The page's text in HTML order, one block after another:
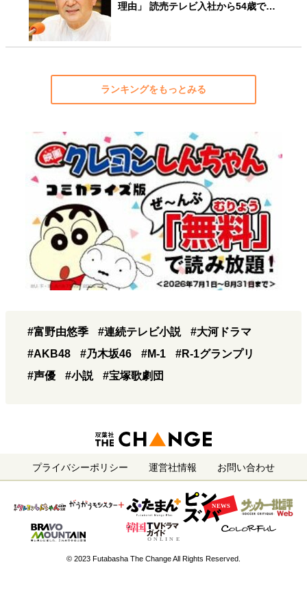
理由」 読売テレビ入社から54歳で…
ランキングをもっとみる
#富野由悠季 #連続テレビ小説
#大河ドラマ
#AKB48
#乃木坂46 #M-1
#R-1グランプリ
#声優
#小説 #宝塚歌劇団
プライバシーポリシー 運営社情報 お問い合わせ
© 2023 Futabasha The Change All Rights Reserved.